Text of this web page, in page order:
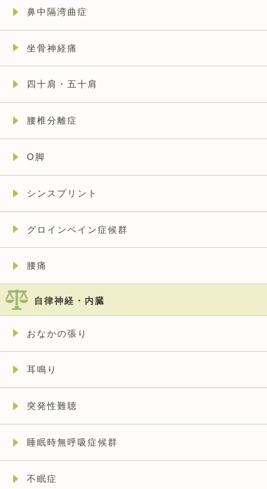
鼻中隔湾曲症
坐骨神経痛
四十肩・五十肩
腰椎分離症
O脚
シンスプリント
グロインペイン症候群
腰痛
自律神経・内臓
おなかの張り
耳鳴り
突発性難聴
睡眠時無呼吸症候群
不眠症